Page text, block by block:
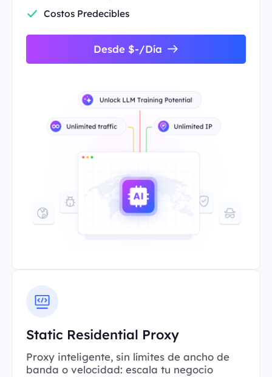
Costos Predecibles
Desde $-/Día
Static Residential Proxy
Proxy inteligente, sin límites de ancho de
banda o velocidad: escala tu negocio